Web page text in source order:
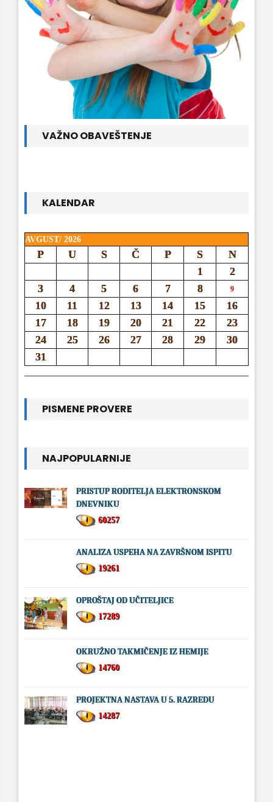
VAŽNO OBAVEŠTENJE
KALENDAR
AVGUST/ 2026
P U S Č P S
N
1
2
3
4 5 6 7 8 9
10 11 12 13 14 15
16
17
18 19 20 21 22
23
24
25 26 27 28 29
30
31
PISMENE PROVERE
NAJPOPULARNIJE
PRISTUP RODITELJA ELEKTRONSKOM
DNEVNIKU
60257
ANALIZA USPEHA NA ZAVRŠNOM ISPITU
19261
OPROŠTAJ OD UČITELJICE
17289
OKRUŽNO TAKMIČENJE IZ HEMIJE
14760
PROJEKTNA NASTAVA U 5. RAZREDU
14287